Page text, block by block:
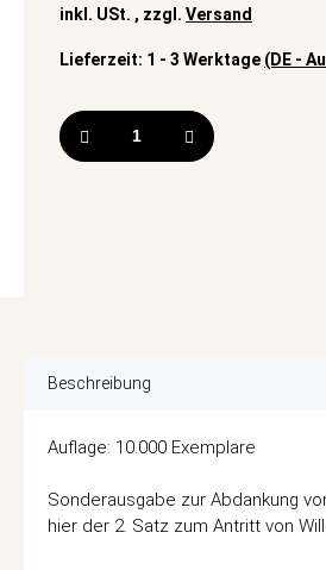
inkl. USt. , zzgl. Versand
Lieferzeit: 1 - 3 Werktage (DE -
Beschreibung
Auflage: 10.000 Exemplare
Sonderausgabe zur Abdankung
hier der 2. Satz zum Antritt von